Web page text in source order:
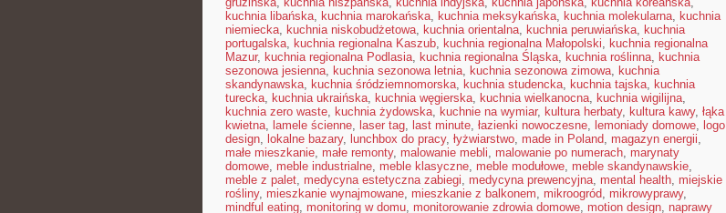
kuchnia libańska, kuchnia marokańska, kuchnia meksykańska, kuchnia molekularna, kuchnia
niemiecka, kuchnia niskobudżetowa, kuchnia orientalna, kuchnia peruwiańska, kuchnia
portugalska, kuchnia regionalna Kaszub, kuchnia regionalna Małopolski, kuchnia regionalna
Mazur, kuchnia regionalna Podlasia, kuchnia regionalna Śląska, kuchnia roślinna, kuchnia
sezonowa jesienna, kuchnia sezonowa letnia, kuchnia sezonowa zimowa, kuchnia
skandynawska, kuchnia śródziemnomorska, kuchnia studencka, kuchnia tajska, kuchnia
turecka, kuchnia ukraińska, kuchnia węgierska, kuchnia wielkanocna, kuchnia wigilijna,
kuchnia zero waste, kuchnia żydowska, kuchnie na wymiar, kultura herbaty, kultura kawy, łąka
kwietna, lamele ścienne, laser tag, last minute, łazienki nowoczesne, lemoniady domowe, logo
design, lokalne bazary, lunchbox do pracy, łyżwiarstwo, made in Poland, magazyn energii,
małe mieszkanie, małe remonty, malowanie mebli, malowanie po numerach, marynaty
domowe, meble industrialne, meble klasyczne, meble modułowe, meble skandynawskie,
meble z palet, medycyna estetyczna zabiegi, medycyna prewencyjna, mental health, miejskie
rośliny, mieszkanie wynajmowane, mieszkanie z balkonem, mikroogród, mikrowyprawy,
mindful eating, monitoring w domu, monitorowanie zdrowia domowe, motion design, naprawy